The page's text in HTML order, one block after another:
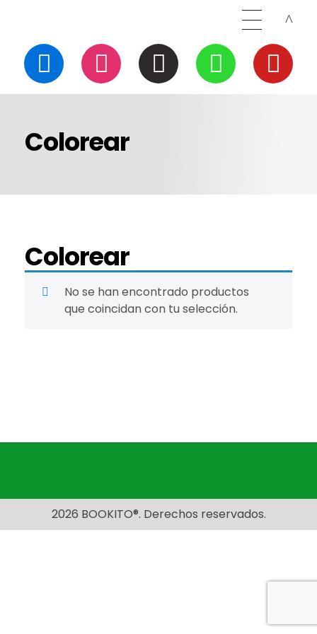
Colorear
Colorear
No se han encontrado productos
que coincidan con tu selección.
2026 BOOKITO®. Derechos reservados.